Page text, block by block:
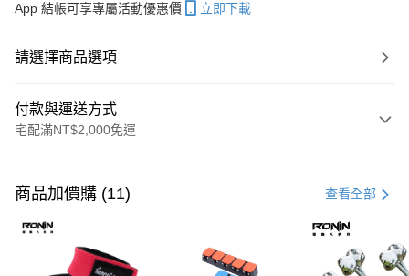
App 結帳可享專屬活動優惠價 立即下載
請選擇商品選項
付款與運送方式
宅配滿NT$2,000免運
信用卡一次付款
信用卡分期付款
3 期 0 利率 每期 21家銀行
商品加價購 (11) 查看全部